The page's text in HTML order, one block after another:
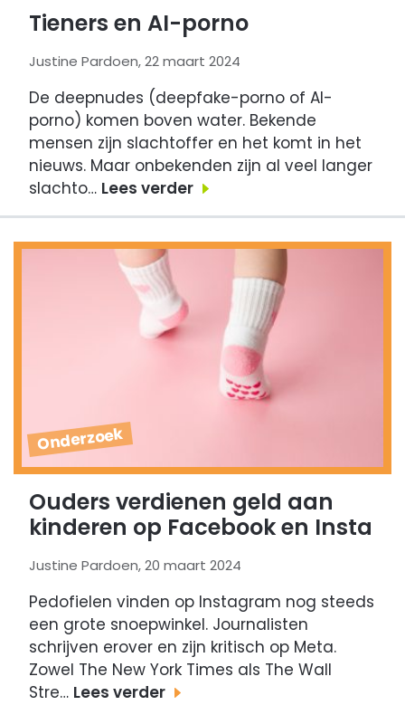
Tieners en AI-porno
Justine Pardoen, 22 maart 2024
De deepnudes (deepfake-porno of AI-
porno) komen boven water. Bekende
mensen zijn slachtoffer en het komt in het
nieuws. Maar onbekenden zijn al veel langer
slachto… Lees verder
Onderzoek
Ouders verdienen geld aan
kinderen op Facebook en Insta
Justine Pardoen, 20 maart 2024
Pedofielen vinden op Instagram nog steeds
een grote snoepwinkel. Journalisten
schrijven erover en zijn kritisch op Meta.
Zowel The New York Times als The Wall
Stre… Lees verder